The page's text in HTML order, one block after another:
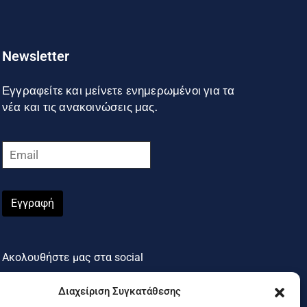
Διαχείριση Συγκατάθεσης
Newsletter
Εγγραφείτε και μείνετε ενημερωμένοι για τα
νέα και τις ανακοινώσεις μας.
Εγγραφή
Ακολουθήστε μας στα social